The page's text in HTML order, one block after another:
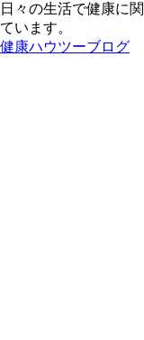
日々の生活で健康に
ています。
健康ハウツーブログ